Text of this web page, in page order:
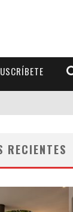
RECIENTES